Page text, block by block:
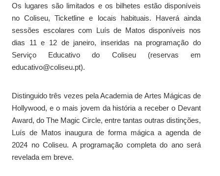
Os lugares são limitados e os bilhetes estão disponíveis
no Coliseu, Ticketline e locais habituais. Haverá ainda
sessões escolares com Luís de Matos disponíveis nos
dias 11 e 12 de janeiro, inseridas na programação do
Serviço Educativo do Coliseu (reservas em
educativo@coliseu.pt).
Distinguido três vezes pela Academia de Artes Mágicas de
Hollywood, e o mais jovem da história a receber o Devant
Award, do The Magic Circle, entre tantas outras distinções,
Luís de Matos inaugura de forma mágica a agenda de
2024 no Coliseu. A programação completa do ano será
revelada em breve.